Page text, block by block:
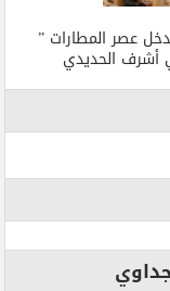
عصر المطارات ”
أشرف الحديدي